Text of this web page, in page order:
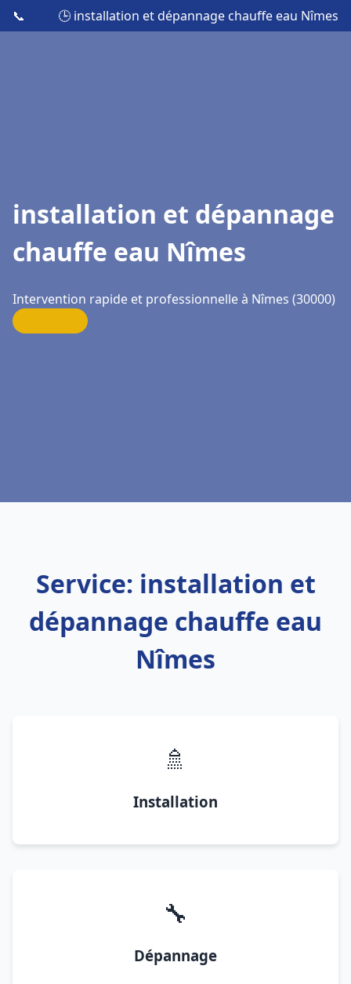
📞 🕒 installation et dépannage chauffe eau Nîmes
installation et dépannage
chauffe eau Nîmes
Intervention rapide et professionnelle à Nîmes (30000)
Service: installation et
dépannage chauffe eau
Nîmes
🚿
Installation
🔧
Dépannage